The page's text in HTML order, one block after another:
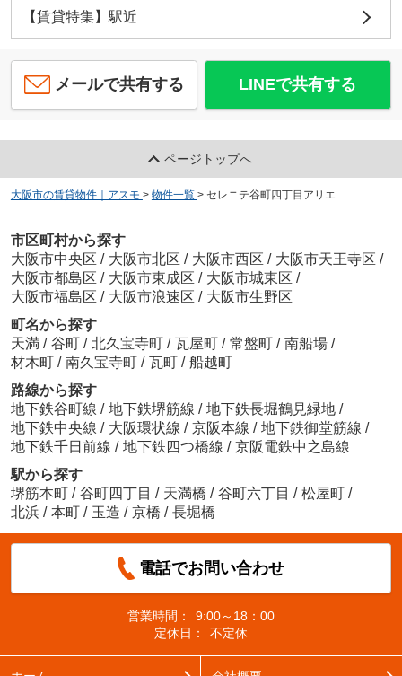
【賃貸特集】駅近
メールで共有する LINEで共有する
ページトップへ
大阪市の賃貸物件｜アスモ > 物件一覧 > セレニテ谷町四丁目アリエ
市区町村から探す
大阪市中央区 / 大阪市北区 / 大阪市西区 / 大阪市天王寺区 /
大阪市都島区 / 大阪市東成区 / 大阪市城東区 /
大阪市福島区 / 大阪市浪速区 / 大阪市生野区
町名から探す
天満 / 谷町 / 北久宝寺町 / 瓦屋町 / 常盤町 / 南船場 /
材木町 / 南久宝寺町 / 瓦町 / 船越町
路線から探す
地下鉄谷町線 / 地下鉄堺筋線 / 地下鉄長堀鶴見緑地 /
地下鉄中央線 / 大阪環状線 / 京阪本線 / 地下鉄御堂筋線 /
地下鉄千日前線 / 地下鉄四つ橋線 / 京阪電鉄中之島線
駅から探す
堺筋本町 / 谷町四丁目 / 天満橋 / 谷町六丁目 / 松屋町 /
北浜 / 本町 / 玉造 / 京橋 / 長堀橋
電話でお問い合わせ
営業時間：
9:00～18：00
定休日：
不定休